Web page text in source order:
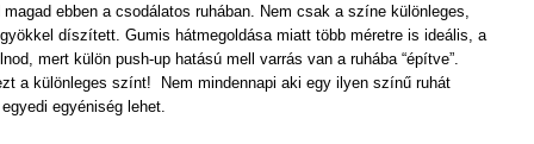
ebben a csodálatos ruhában. Nem csakaszíne különleges,
díszített. Gumis hátmegoldása miatt több méretre is ideális, a
mert külön push-up hatású mell varrás van a ruhába “építve”.
a különleges színt! Nem mindennapi aki egy ilyen színű ruhát
egyéniség lehet.